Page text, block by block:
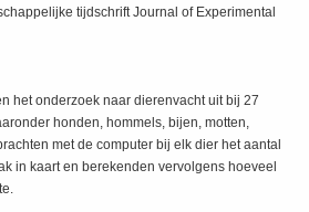
tijdschrift Journal of Experimental
het onderzoek naar dierenvacht uit bij 27
honden, hommels, bijen, motten,
met de computer bij elk dier het aantal
in kaart en berekenden vervolgens hoeveel